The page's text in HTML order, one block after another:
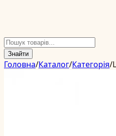
Знайти
Головна/Каталог/Категорія/